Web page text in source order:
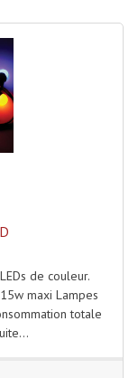
de couleur.
maxi Lampes
totale